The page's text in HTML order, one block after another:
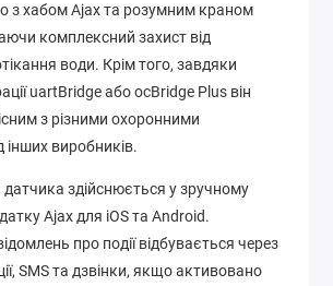
з хабом Ajax та розумним краном
комплексний захист від
води. Крім того, завдяки
uartBridge або ocBridge Plus він
з різними охоронними
інших виробників.
здійснюється у зручному
Ajax для iOS та Android.
про події відбувається через
SMS та дзвінки, якщо активовано